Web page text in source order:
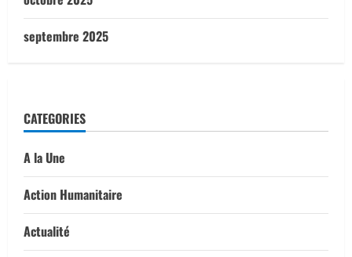
septembre 2025
CATEGORIES
A la Une
Action Humanitaire
Actualité